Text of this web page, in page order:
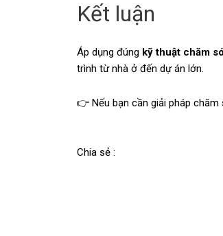
Kết luận
Áp dụng đúng kỹ thuật chăm
trình từ nhà ở đến dự án lớn.
👉 Nếu bạn cần giải pháp
Chia sẻ :